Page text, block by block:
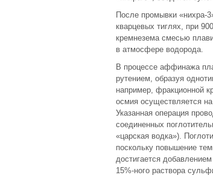
После промывки
кварцевых тиглях, при
кремнезема смесью
в атмосфере водорода.
В процессе аффинажа
рутением, образуя
например, фракционной
осмия осуществляется
Указанная операция
соединенных
«царская водка»).
поскольку повышение
достигается
15%-ного раствора